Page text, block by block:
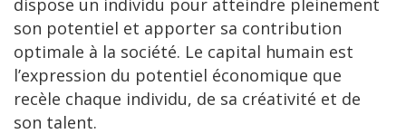
son potentiel et apporter sa contribution
optimale à la société. Le capital humain est
l’expression du potentiel économique que
recèle chaque individu, de sa créativité et de
son talent.